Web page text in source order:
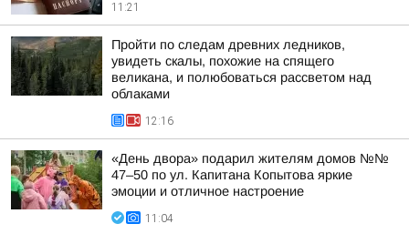
11:21
Пройти по следам древних ледников,
увидеть скалы, похожие на спящего
великана, и полюбоваться рассветом над
облаками
12:16
«День двора» подарил жителям домов №№
47–50 по ул. Капитана Копытова яркие
эмоции и отличное настроение
11:04